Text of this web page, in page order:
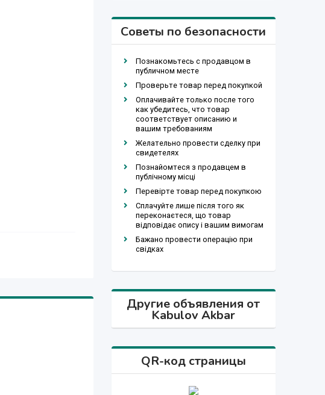
Советы по безопасности
Познакомьтесь с продавцом в
публичном месте
Проверьте товар перед покупкой
Оплачивайте только после того
как убедитесь, что товар
соответствует описанию и
вашим требованиям
Желательно провести сделку при
свидетелях
Познайомтеся з продавцем в
публічному місці
Перевірте товар перед покупкою
Сплачуйте лише після того як
переконаєтеся, що товар
відповідає опису і вашим вимогам
Бажано провести операцію при
свідках
Другие объявления от
Kabulov Akbar
QR-код страницы